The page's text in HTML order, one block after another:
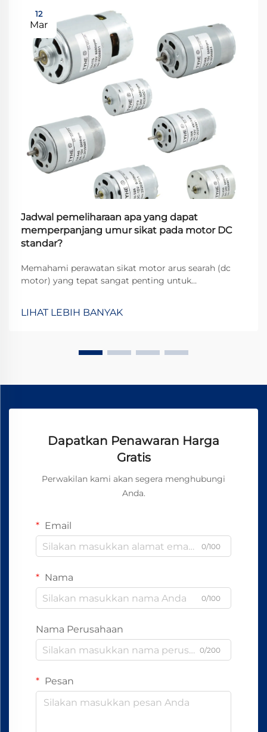
12
Mar
Jadwal pemeliharaan apa yang dapat
memperpanjang umur sikat pada motor DC
standar?
Memahami perawatan sikat motor arus searah (dc
motor) yang tepat sangat penting untuk
berfungsi sebagai antarmuka kritis antara komponen
LIHAT LEBIH BANYAK
Dapatkan Penawaran Harga
Gratis
Perwakilan kami akan segera menghubungi
Anda.
Email
0/100
Nama
0/100
Nama Perusahaan
0/200
Pesan